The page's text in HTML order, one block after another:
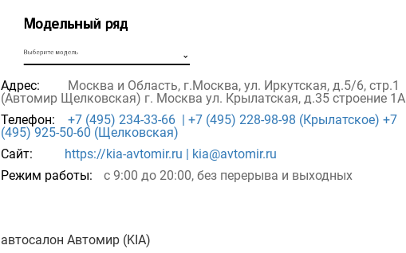
Адрес:
Москва и Область, г.Москва, ул. Иркутская, д.5/6, стр.1
(Автомир Щелковская) г. Москва ул. Крылатская, д.35 строение 1А
Телефон:
+7 (495) 234-33-66 | +7 (495) 228-98-98 (Крылатское) +7
(495) 925-50-60 (Щелковская)
Сайт:
https://kia-avtomir.ru | kia@avtomir.ru
Режим работы:
с 9:00 до 20:00, без перерыва и выходных
автосалон Автомир (KIA)